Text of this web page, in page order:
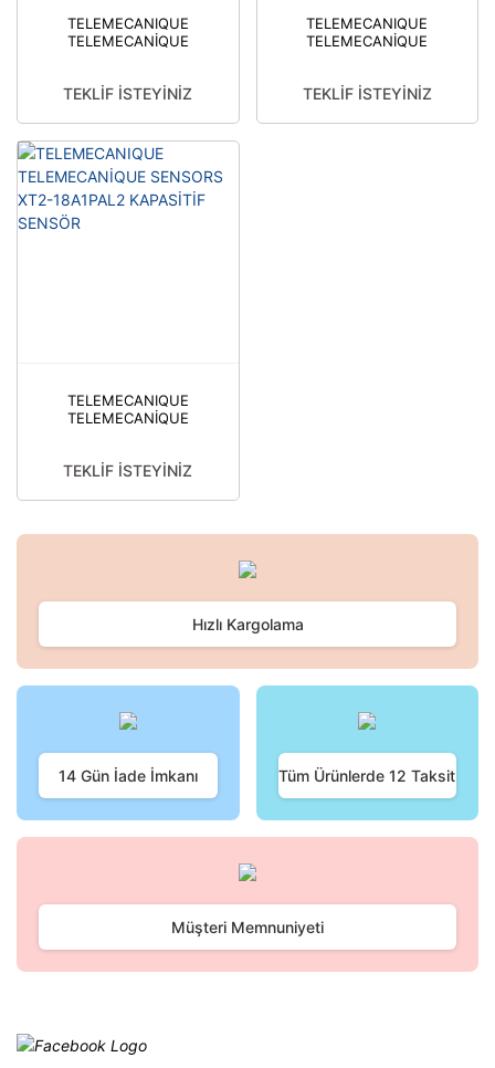
TELEMECANIQUE
TELEMECANİQUE
SENSÖR
TEKLİF İSTEYİNİZ
TELEMECANIQUE
TELEMECANİQUE
SENSÖR
TEKLİF İSTEYİNİZ
TELEMECANIQUE
TELEMECANİQUE
SENSÖR
TEKLİF İSTEYİNİZ
Hızlı Kargolama
14 Gün İade İmkanı Tüm Ürünlerde 12 Taksit
Müşteri Memnuniyeti